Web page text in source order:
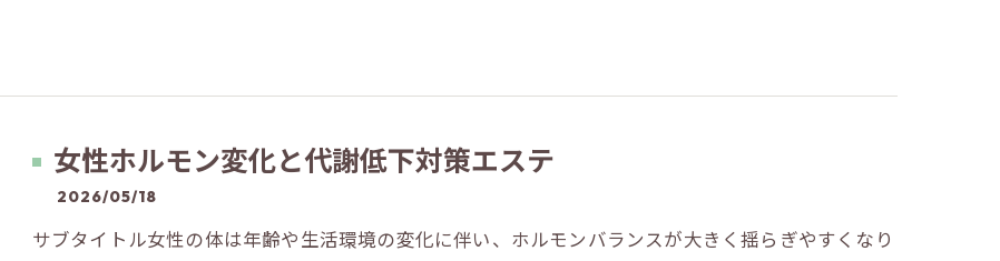
女性ホルモン変化と代謝低下対策エステ
2026/05/18
サブタイトル女性の体は年齢や生活環境の変化に伴い、ホルモンバランスが大きく揺らぎやすくなり